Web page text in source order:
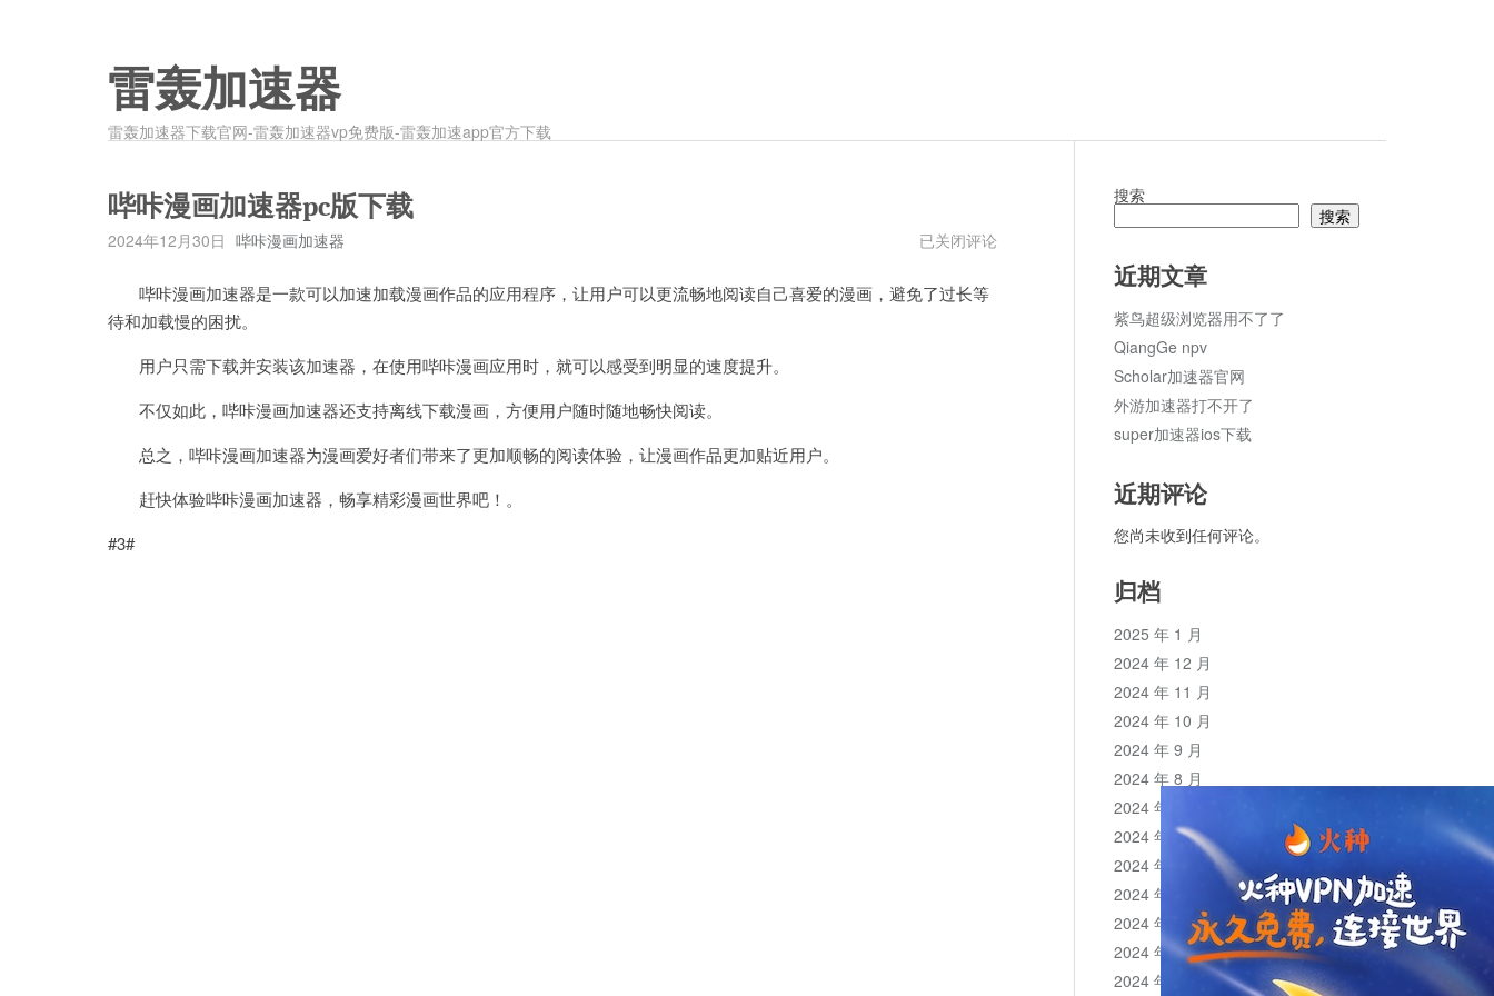
雷轰加速器
雷轰加速器下载官网-雷轰加速器vp免费版-雷轰加速app官方下载
哔咔漫画加速器pc版下载
2024年12月30日 哔咔漫画加速器
哔
画
已关闭评论
哔咔漫画加速器是一款可以加速加载漫画作品的应用程序，让用户可以更流畅地阅读自己喜爱的漫画，避免了过长等
待和加载慢的困扰。
用户只需下载并安装该加速器，在使用哔咔漫画应用时，就可以感受到明显的速度提升。
不仅如此，哔咔漫画加速器还支持离线下载漫画，方便用户随时随地畅快阅读。
总之，哔咔漫画加速器为漫画爱好者们带来了更加顺畅的阅读体验，让漫画作品更加贴近用户。
赶快体验哔咔漫画加速器，畅享精彩漫画世界吧！。
#3#
搜索
搜索
近期文章
紫鸟超级浏览器用不了了
QiangGe npv
Scholar加速器官网
外游加速器打不开了
super加速器ios下载
近期评论
您尚未收到任何评论。
归档
2025 年 1 月
2024 年 12 月
2024 年 11 月
2024 年 10 月
2024 年 9 月
2024 年 8 月
2024 年 7 月
2024 年 6 月
2024 年 5 月
2024 年 4 月
2024 年 3 月
2024 年 2 月
2024 年 1 月